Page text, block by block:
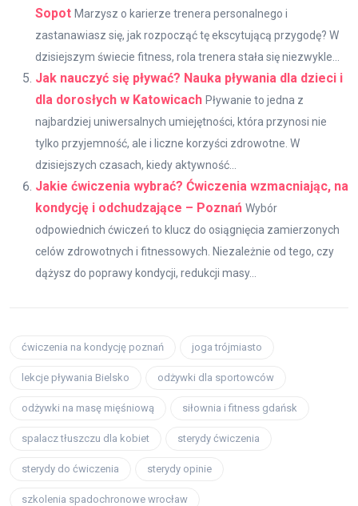
Sopot Marzysz o karierze trenera personalnego i
zastanawiasz się, jak rozpocząć tę ekscytującą przygodę? W
dzisiejszym świecie fitness, rola trenera stała się niezwykle...
Jak nauczyć się pływać? Nauka pływania dla dzieci i
dla dorosłych w Katowicach Pływanie to jedna z
najbardziej uniwersalnych umiejętności, która przynosi nie
tylko przyjemność, ale i liczne korzyści zdrowotne. W
dzisiejszych czasach, kiedy aktywność...
Jakie ćwiczenia wybrać? Ćwiczenia wzmacniając, na
kondycję i odchudzające – Poznań Wybór
odpowiednich ćwiczeń to klucz do osiągnięcia zamierzonych
celów zdrowotnych i fitnessowych. Niezależnie od tego, czy
dążysz do poprawy kondycji, redukcji masy...
ćwiczenia na kondycję poznań joga trójmiasto
lekcje pływania Bielsko odżywki dla sportowców
odżywki na masę mięśniową siłownia i fitness gdańsk
spalacz tłuszczu dla kobiet sterydy ćwiczenia
sterydy do ćwiczenia sterydy opinie
szkolenia spadochronowe wrocław